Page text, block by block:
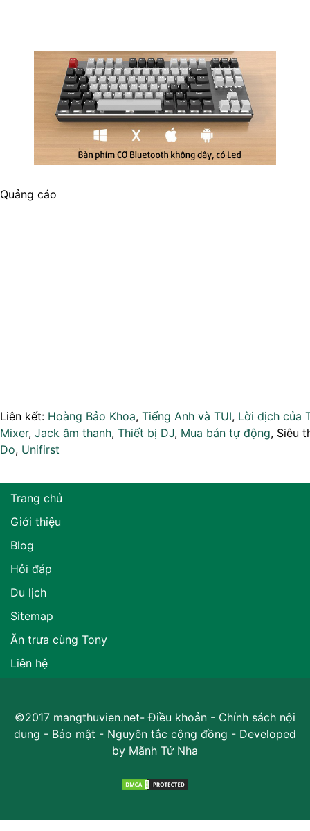
Quảng cáo
Liên kết: Hoàng Bảo Khoa, Tiếng Anh và TUI, Lời dịch của
Mixer, Jack âm thanh, Thiết bị DJ, Mua bán tự động, Siêu
Do, Unifirst
Trang chủ
Giới thiệu
Blog
Hỏi đáp
Du lịch
Sitemap
Ăn trưa cùng Tony
Liên hệ
©2017 mangthuvien.net-Điều khoản - Chính sách nội
dung - Bảo mật - Nguyên tắc cộng đồng - Developed
by Mãnh Tử Nha